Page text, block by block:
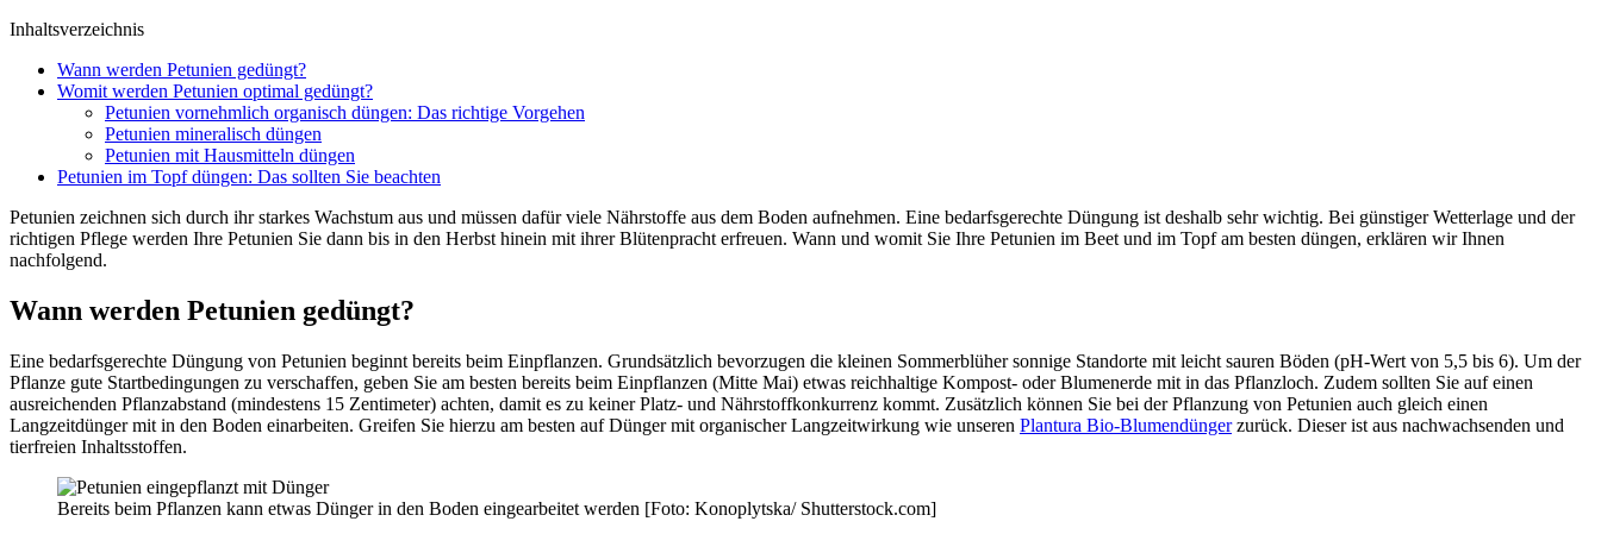
Inhaltsverzeichnis
Wann werden Petunien gedüngt?
Womit werden Petunien optimal gedüngt?
Petunien vornehmlich organisch düngen: Das richtige Vorgehen
Petunien mineralisch düngen
Petunien mit Hausmitteln düngen
Petunien im Topf düngen: Das sollten Sie beachten
Petunien zeichnen sich durch ihr starkes Wachstum aus und müssen dafür viele Nährstoffe aus dem Boden aufnehmen. Eine bedarfsgerechte Düngung ist deshalb sehr wichtig. Bei günstiger Wetterlage und der
richtigen Pflege werden Ihre Petunien Sie dann bis in den Herbst hinein mit ihrer Blütenpracht erfreuen. Wann und womit Sie Ihre Petunien im Beet und im Topf am besten düngen, erklären wir Ihnen
nachfolgend.
Wann werden Petunien gedüngt?
Eine bedarfsgerechte Düngung von Petunien beginnt bereits beim Einpflanzen. Grundsätzlich bevorzugen die kleinen Sommerblüher sonnige Standorte mit leicht sauren Böden (pH-Wert von 5,5 bis 6). Um der
Pflanze gute Startbedingungen zu verschaffen, geben Sie am besten bereits beim Einpflanzen (Mitte Mai) etwas reichhaltige Kompost- oder Blumenerde mit in das Pflanzloch. Zudem sollten Sie auf einen
ausreichenden Pflanzabstand (mindestens 15 Zentimeter) achten, damit es zu keiner Platz- und Nährstoffkonkurrenz kommt. Zusätzlich können Sie bei der Pflanzung von Petunien auch gleich einen
Langzeitdünger mit in den Boden einarbeiten. Greifen Sie hierzu am besten auf Dünger mit organischer Langzeitwirkung wie unseren Plantura Bio-Blumendüngerzurück. Dieser ist aus nachwachsenden und
tierfreien Inhaltsstoffen.
Bereits beim Pflanzen kann etwas Dünger in den Boden eingearbeitet werden [Foto: Konoplytska/ Shutterstock.com]